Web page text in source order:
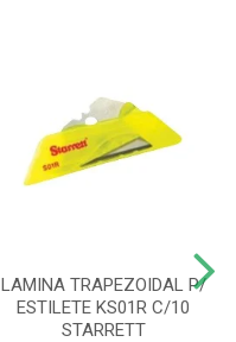
LAMINA TRAPEZOIDAL P/
ESTILETE KS01R C/10
STARRETT